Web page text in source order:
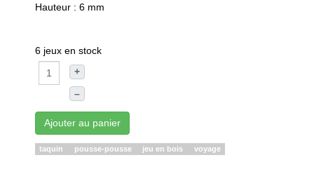
Hauteur : 6 mm
6 jeux en stock
+
–
Ajouter au panier
taquin pousse-pousse jeu en bois voyage